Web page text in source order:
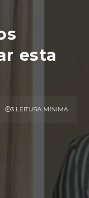
esta
3 LEITURA MÍNIMA